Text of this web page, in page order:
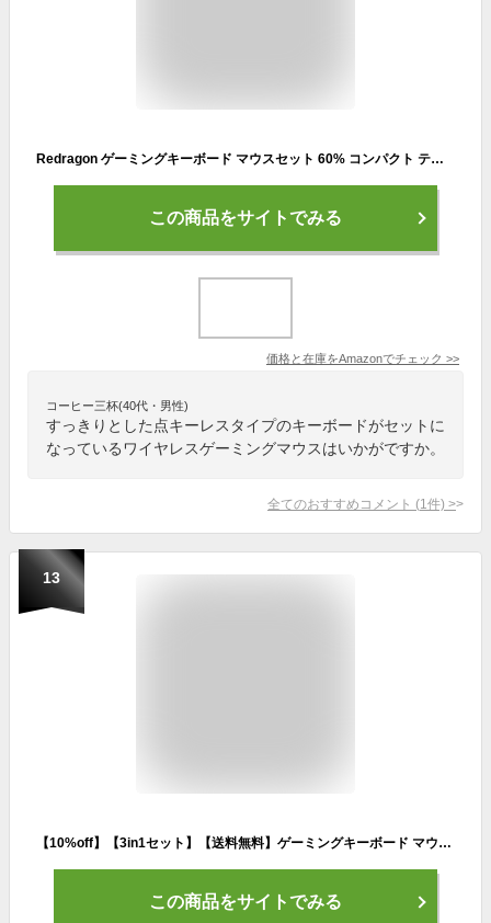
Redragon ゲーミングキーボード マウスセット 60% コンパクト テンキーレス USB有線 英語配列 RGBバックライト 光る マクロキー プログラマブル 26キー防衝突 メカニカル風 打鍵感 防水 ゲーミングマウス 8000 DPI 調整可能 1000Hz 高速応答 メンブレン パソコン/PC/PS5/Windows/Mac 対応
この商品をサイトでみる
価格と在庫をAmazonでチェック >>
コーヒー三杯(40代・男性)
すっきりとした点キーレスタイプのキーボードがセットに
なっているワイヤレスゲーミングマウスはいかがですか。
全てのおすすめコメント (1 件) >
13
【10%off】【3in1セット】【送料無料】ゲーミングキーボード マウスセット マウスパッド付き メカニカル式キーボード DPI調節可能ゲーミングマウス LEDバックライト付き USB接続有線キーボード&マウス&マウスパッドコンボ
この商品をサイトでみる